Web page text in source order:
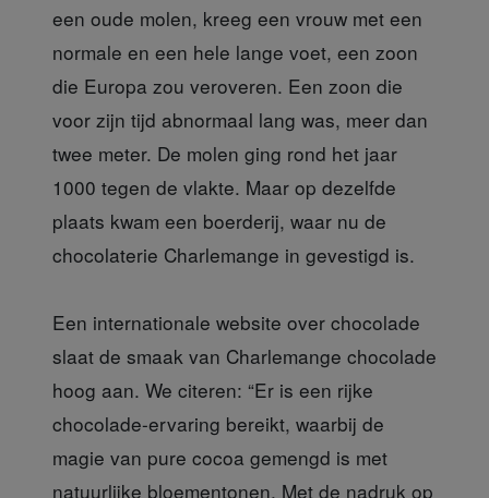
een oude molen, kreeg een vrouw met een
normale en een hele lange voet, een zoon
die Europa zou veroveren. Een zoon die
voor zijn tijd abnormaal lang was, meer dan
twee meter. De molen ging rond het jaar
1000 tegen de vlakte. Maar op dezelfde
plaats kwam een boerderij, waar nu de
chocolaterie Charlemange in gevestigd is.
Een internationale website over chocolade
slaat de smaak van Charlemange chocolade
hoog aan. We citeren: “Er is een rijke
chocolade-ervaring bereikt, waarbij de
magie van pure cocoa gemengd is met
natuurlijke bloementonen. Met de nadruk op